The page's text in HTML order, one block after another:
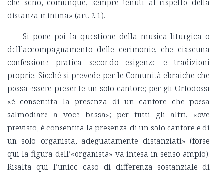
che sono, comunque, sempre tenuti al rispetto della
distanza minima» (art. 2.1).
Si pone poi la questione della musica liturgica o
dell’accompagnamento delle cerimonie, che ciascuna
confessione pratica secondo esigenze e tradizioni
proprie. Sicché si prevede per le Comunità ebraiche che
possa essere presente un solo cantore; per gli Ortodossi
«è consentita la presenza di un cantore che possa
salmodiare a voce bassa»; per tutti gli altri, «ove
previsto, è consentita la presenza di un solo cantore e di
un solo organista, adeguatamente distanziati» (forse
qui la figura dell’«organista» va intesa in senso ampio).
Risalta qui l’unico caso di differenza sostanziale di